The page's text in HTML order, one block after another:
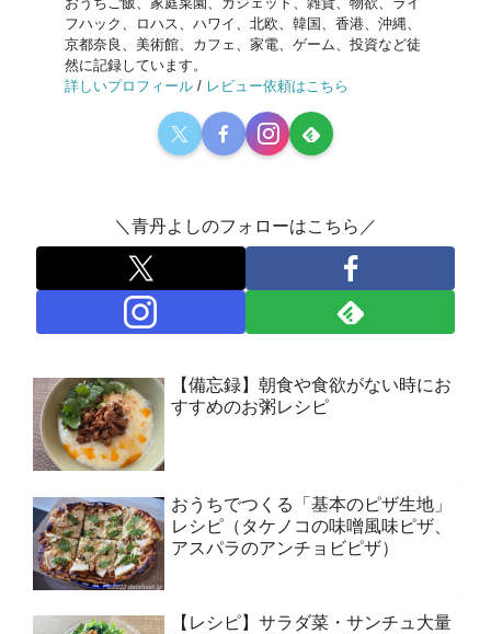
フハック、ロハス、ハワイ、北欧、韓国、香港、沖縄、
京都奈良、美術館、カフェ、家電、ゲーム、投資など徒
然に記録しています。
詳しいプロフィール / レビュー依頼はこちら
＼青丹よしのフォローはこちら／
【備忘録】朝食や食欲がない時にお
すすめのお粥レシピ
おうちでつくる「基本のピザ生地」
レシピ（タケノコの味噌風味ピザ、
アスパラのアンチョビピザ）
【レシピ】サラダ菜・サンチュ大量